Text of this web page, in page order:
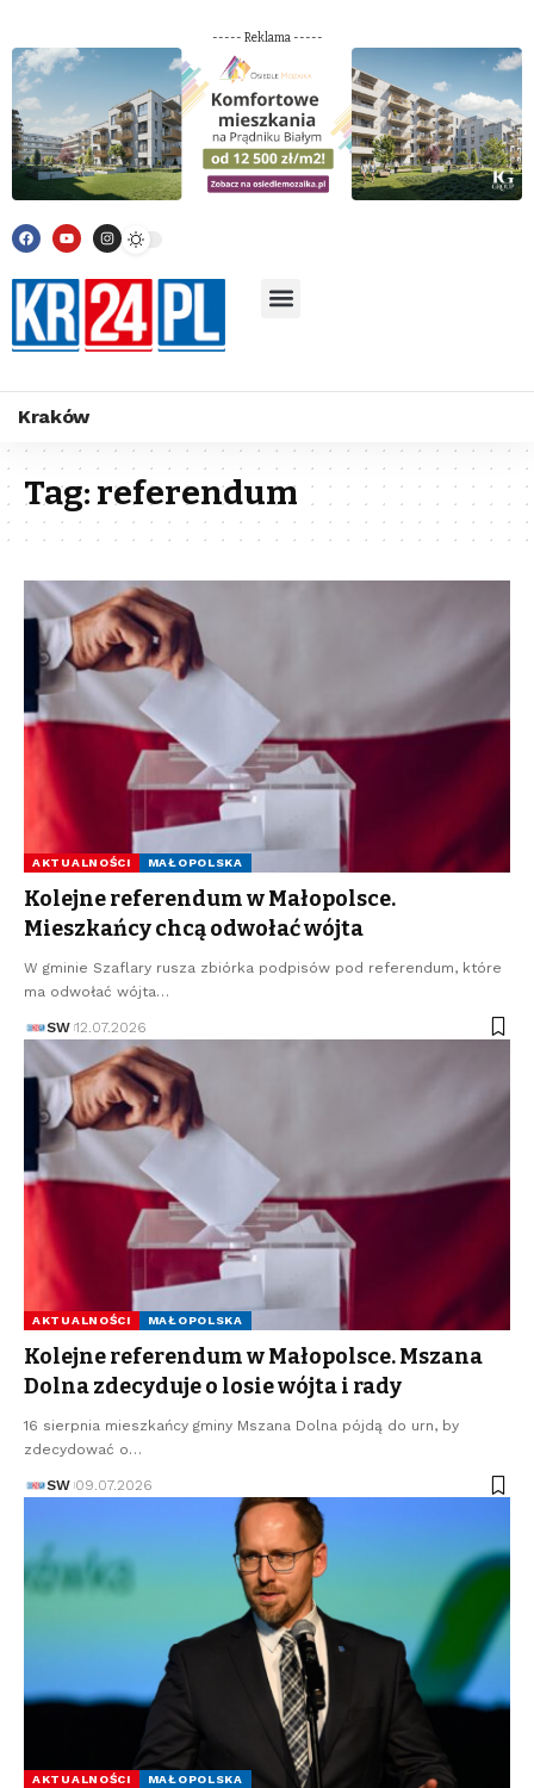
----- Reklama -----
Kraków
Tag:referendum
AKTUALNOŚCI MAŁOPOLSKA
Kolejne referendum w Małopolsce.
Mieszkańcy chcą odwołać wójta
W gminie Szaflary rusza zbiórka podpisów pod referendum, które
ma odwołać wójta…
SW 12.07.2026
AKTUALNOŚCI MAŁOPOLSKA
Kolejne referendum w Małopolsce. Mszana
Dolna zdecyduje o losie wójta i rady
16 sierpnia mieszkańcy gminy Mszana Dolna pójdą do urn, by
zdecydować o…
SW 09.07.2026
AKTUALNOŚCI MAŁOPOLSKA